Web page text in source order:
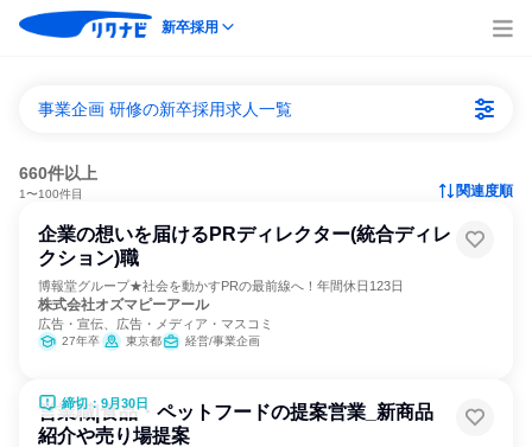
新卒採用
事業企画 研修の新卒採用求人一覧
660件以上
1〜100件目 関連度順
企業の想いを届けるPRディレクター(統合ディレ
クション)職
博報堂グループ★社会を動かすPRの最前線へ！年間休日123日
株式会社オズマピーアール
広告・宣伝、広告・メディア・マスコミ
27年卒 東京都 経営/事業企画
締切：9月30日
営業職|食品・ペットフードの提案営業_新商品
紹介や売り場提案